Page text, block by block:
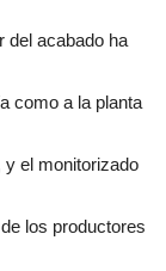
del acabado ha
como a la planta
y el monitorizado
los productores